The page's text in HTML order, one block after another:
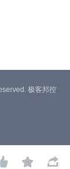
 
极客邦控